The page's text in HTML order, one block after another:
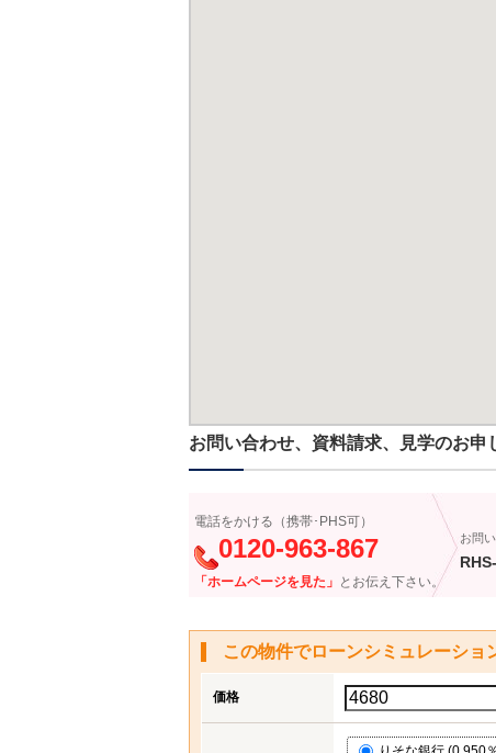
お問い合わせ、資料請求、見学のお申
電話をかける（携帯･PHS可）
0120-963-867
「ホームページを見た」 とお伝え下さい。
お問
この物件でローンシミュレーショ
価格